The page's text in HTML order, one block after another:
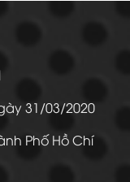
31/03/2020
Phố Hồ Chí